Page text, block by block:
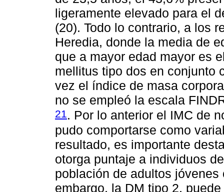
ligeramente elevado para el
(20). Todo lo contrario, a los
Heredia, donde la media de
que a mayor edad mayor es
mellitus tipo dos en conjunto
vez el índice de masa
no se empleó la escala
21 . Por lo anterior el IMC de
pudo comportarse como
resultado, es importante
otorga puntaje a individuos
población de adultos
embargo, la DM tipo 2,